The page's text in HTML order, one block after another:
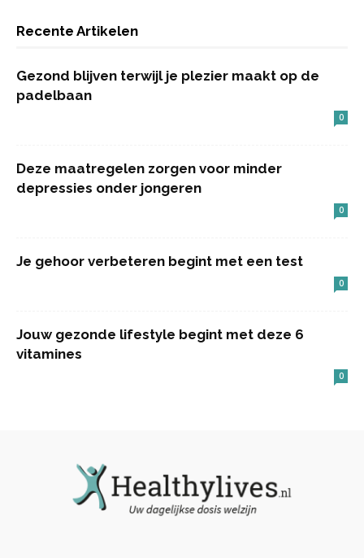
Recente Artikelen
Gezond blijven terwijl je plezier maakt op de
padelbaan
0
Deze maatregelen zorgen voor minder
depressies onder jongeren
0
Je gehoor verbeteren begint met een test
0
Jouw gezonde lifestyle begint met deze 6
vitamines
0